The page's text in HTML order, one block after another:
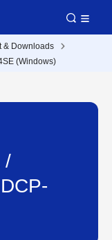
& Downloads
(Windows)
/